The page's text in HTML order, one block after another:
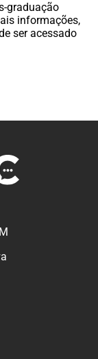
graduação
informações,
ser acessado